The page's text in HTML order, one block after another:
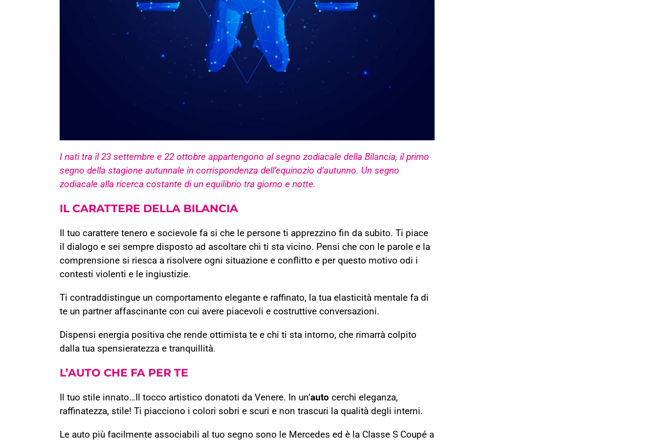
I nati tra il 23 settembre e 22 ottobre appartengono al segno zodiacale della Bilancia, il primo
segno della stagione autunnale in corrispondenza dell’equinozio d’autunno. Un segno
zodiacale alla ricerca costante di un equilibrio tra giorno e notte.
IL CARATTERE DELLA BILANCIA
Il tuo carattere tenero e socievole fa si che le persone ti apprezzino fin da subito. Ti piace
il dialogo e sei sempre disposto ad ascoltare chi ti sta vicino. Pensi che con le parole e la
comprensione si riesca a risolvere ogni situazione e conflitto e per questo motivo odi i
contesti violenti e le ingiustizie.
Ti contraddistingue un comportamento elegante e raffinato, la tua elasticità mentale fa di
te un partner affascinante con cui avere piacevoli e costruttive conversazioni.
Dispensi energia positiva che rende ottimista te e chi ti sta intorno, che rimarrà colpito
dalla tua spensieratezza e tranquillità.
L’AUTO CHE FA PER TE
Il tuo stile innato…Il tocco artistico donatoti da Venere. In un’auto cerchi eleganza,
raffinatezza, stile! Ti piacciono i colori sobri e scuri e non trascuri la qualità degli interni.
Le auto più facilmente associabili al tuo segno sono le Mercedes ed è la Classe S Coupé a